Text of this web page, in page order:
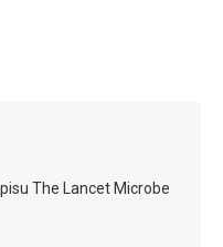
The Lancet Microbe